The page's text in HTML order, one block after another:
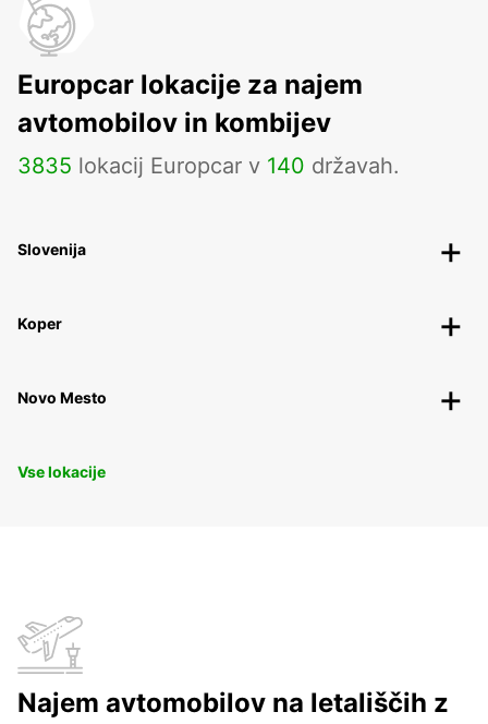
Europcar lokacije za najem
avtomobilov in kombijev
3835 lokacij Europcar v 140 državah.
Slovenija
Koper
Novo Mesto
Vse lokacije
Najem avtomobilov na letališčih z